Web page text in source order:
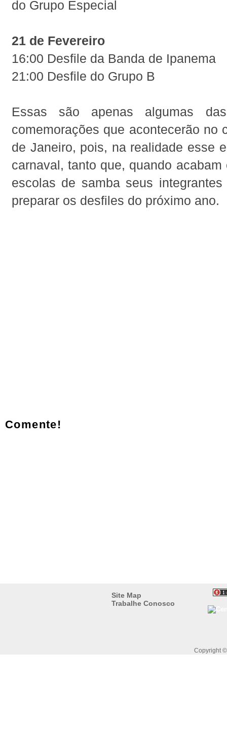
do Grupo Especial
21 de Fevereiro
16:00 Desfile da Banda de Ipanema
21:00 Desfile do Grupo B
Essas são apenas algumas
comemorações que acontecerão no
de Janeiro, pois, na realidade esse
carnaval, tanto que, quando
escolas de samba seus
preparar os desfiles do próximo ano.
Comente!
Copyright
Site Map
Trabalhe Conosco